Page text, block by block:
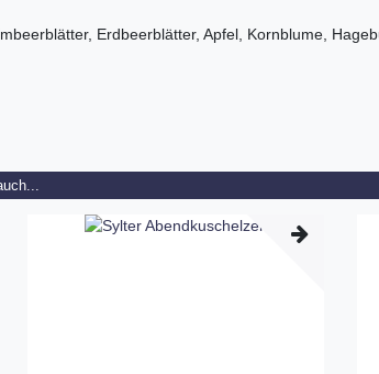
Erdbeerblätter, Apfel, Kornblume,